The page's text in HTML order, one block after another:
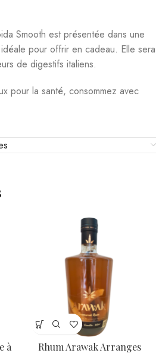
Smooth est présentée dans une
pour offrir en cadeau. Elle sera
de digestifs italiens.
pour la santé, consommez avec
à
Rhum Arawak Arranges